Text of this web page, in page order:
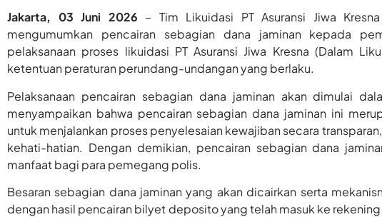
Jakarta, 03 Juni 2026 – Tim Likuidasi PT Asuransi Jiwa
mengumumkan pencairan sebagian dana jaminan kepada
pelaksanaan proses likuidasi PT Asuransi Jiwa Kresna (Dalam
ketentuan peraturan perundang-undangan yang berlaku.
Pelaksanaan pencairan sebagian dana jaminan akan dimulai
menyampaikan bahwa pencairan sebagian dana jaminan ini
untuk menjalankan proses penyelesaian kewajiban secara
kehati-hatian. Dengan demikian, pencairan sebagian dana
manfaat bagi para pemegang polis.
Besaran sebagian dana jaminan yang akan dicairkan serta
dengan hasil pencairan bilyet deposito yang telah masuk ke